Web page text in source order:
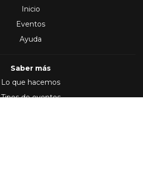
Inicio
Eventos
Ayuda
Saber más
Lo que hacemos
Tipos de eventos